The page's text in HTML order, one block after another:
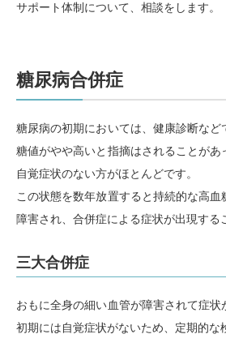
サポート体制について、相談をします。
糖尿病合併症
糖尿病の初期においては、健康診断など
糖値がやや高いと指摘はされることが
自覚症状のない方がほとんどです。
この状態を数年放置すると持続的な高
障害され、合併症による症状が出現する
三大合併症
おもに全身の細い血管が障害されて症状
初期には自覚症状がないため、定期的な